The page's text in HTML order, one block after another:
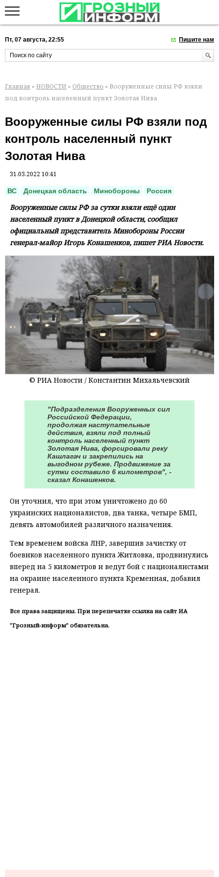
Пт, 07 августа, 22:55 Пишите нам
Главная » НОВОСТИ » Общество » Вооруженные силы РФ взяли
под контроль населенный пункт Золотая Нива
Вооруженные силы РФ взяли под
контроль населенный пункт
Золотая Нива
31.03.2022 10:41
ВС Донецкая область Минобороны Россия
Вооруженные силы РФ за сутки взяли ещё один
населенный пункт в Донецкой области, сообщил
официальный представитель Минобороны России
генерал-майор Игорь Конашенков, пишет РИА Новости.
© РИА Новости / Константин Михальчевский
"Подразделения Вооруженных сил
Российской Федерации,
продолжая наступательные
действия, взяли под полный
контроль населенный пункт
Золотая Нива, форсировали реку
Кашлагач и закрепились на
выгодном рубеже. Продвижение за
сутки составило 6 километров", -
сказал Конашенков.
Он уточнил, что при этом уничтожено до 60
украинских националистов, два танка, четыре БМП,
девять автомобилей различного назначения.
Тем временем войска ЛНР, завершив зачистку от
боевиков населенного пункта Житловка, продвинулись
вперед на 5 километров и ведут бой с националистами
на окраине населенного пункта Кременная, добавил
генерал.
Все права защищены. При перепечатке ссылка на сайт ИА
"Грозный-информ" обязательна.